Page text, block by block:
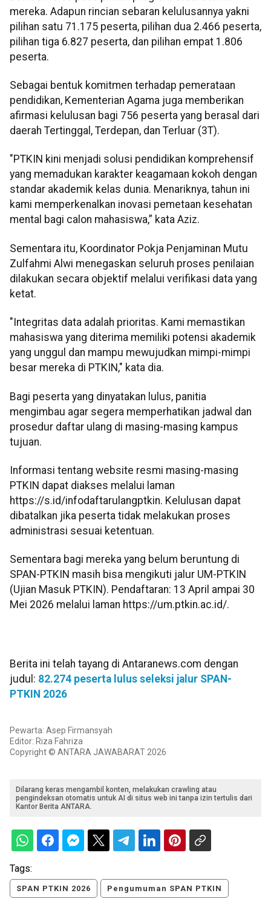
mereka. Adapun rincian sebaran kelulusannya yakni
pilihan satu 71.175 peserta, pilihan dua 2.466 peserta,
pilihan tiga 6.827 peserta, dan pilihan empat 1.806
peserta.
Sebagai bentuk komitmen terhadap pemerataan
pendidikan, Kementerian Agama juga memberikan
afirmasi kelulusan bagi 756 peserta yang berasal dari
daerah Tertinggal, Terdepan, dan Terluar (3T).
"PTKIN kini menjadi solusi pendidikan komprehensif
yang memadukan karakter keagamaan kokoh dengan
standar akademik kelas dunia. Menariknya, tahun ini
kami memperkenalkan inovasi pemetaan kesehatan
mental bagi calon mahasiswa,” kata Aziz.
Sementara itu, Koordinator Pokja Penjaminan Mutu
Zulfahmi Alwi menegaskan seluruh proses penilaian
dilakukan secara objektif melalui verifikasi data yang
ketat.
"Integritas data adalah prioritas. Kami memastikan
mahasiswa yang diterima memiliki potensi akademik
yang unggul dan mampu mewujudkan mimpi-mimpi
besar mereka di PTKIN," kata dia.
Bagi peserta yang dinyatakan lulus, panitia
mengimbau agar segera memperhatikan jadwal dan
prosedur daftar ulang di masing-masing kampus
tujuan.
Informasi tentang website resmi masing-masing
PTKIN dapat diakses melalui laman
https://s.id/infodaftarulangptkin. Kelulusan dapat
dibatalkan jika peserta tidak melakukan proses
administrasi sesuai ketentuan.
Sementara bagi mereka yang belum beruntung di
SPAN-PTKIN masih bisa mengikuti jalur UM-PTKIN
(Ujian Masuk PTKIN). Pendaftaran: 13 April ampai 30
Mei 2026 melalui laman https://um.ptkin.ac.id/.
Berita ini telah tayang di Antaranews.com dengan
judul: 82.274 peserta lulus seleksi jalur SPAN-
PTKIN 2026
Pewarta: Asep Firmansyah
Editor: Riza Fahriza
Copyright © ANTARA JAWABARAT 2026
Dilarang keras mengambil konten, melakukan crawling atau
pengindeksan otomatis untuk AI di situs web ini tanpa izin tertulis dari
Kantor Berita ANTARA.
Tags:
SPAN PTKIN 2026 Pengumuman SPAN PTKIN